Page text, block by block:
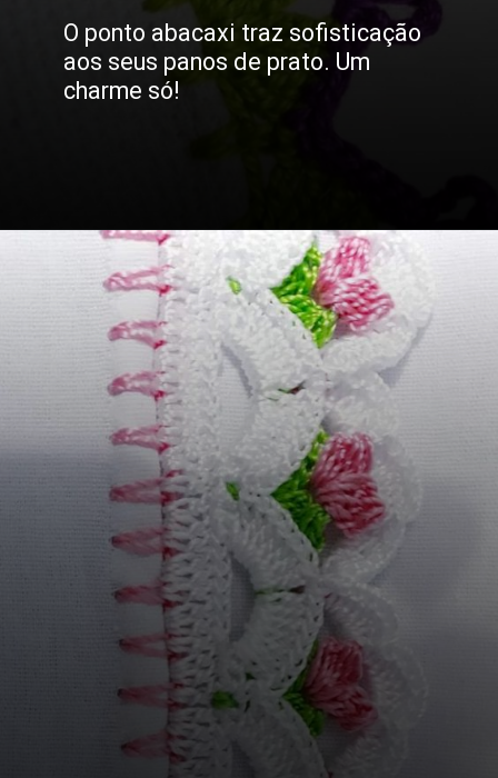
O ponto abacaxi traz sofisticação
aos seus panos de prato. Um
charme só!